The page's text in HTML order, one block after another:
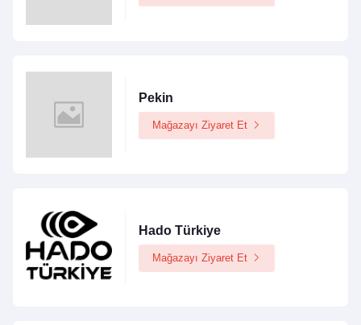
Pekin
Mağazayı Ziyaret Et
Hado Türkiye
Mağazayı Ziyaret Et